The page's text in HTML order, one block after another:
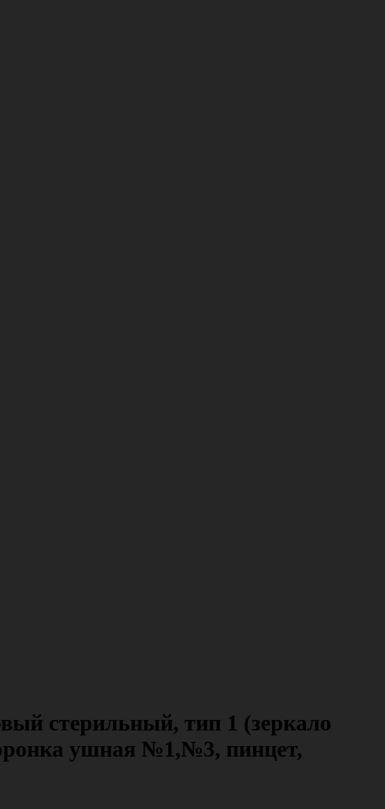
стерильный, тип 1 (зеркало
ушная №1,№3, пинцет,